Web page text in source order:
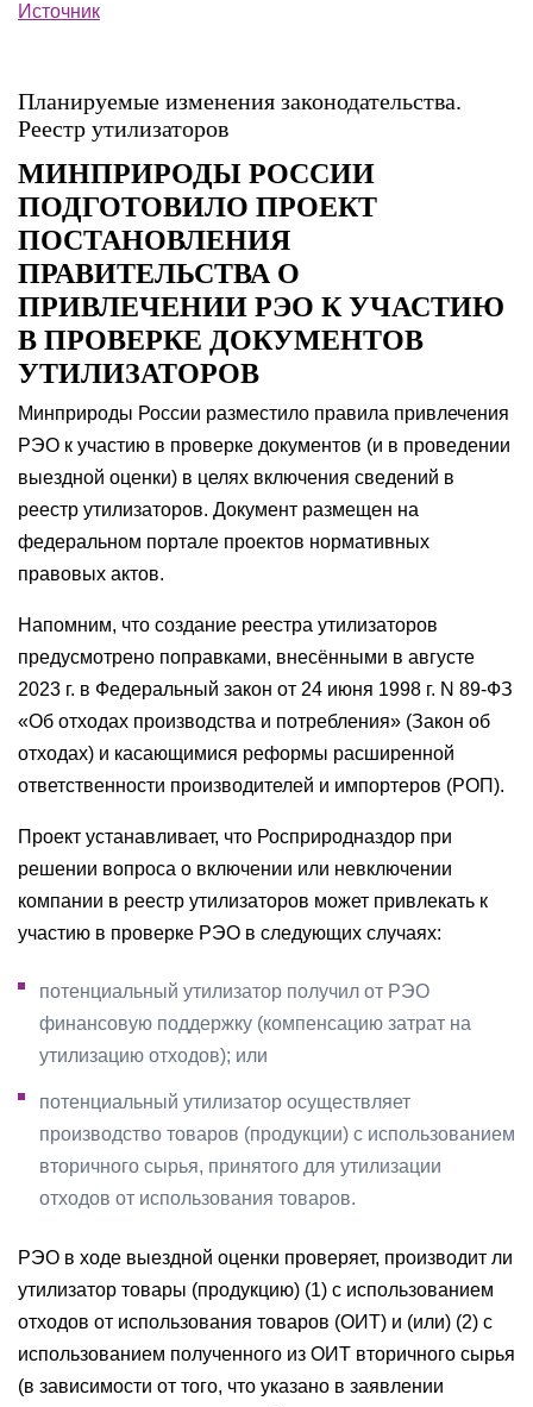
Источник
Планируемые изменения законодательства.
Реестр утилизаторов
МИНПРИРОДЫ РОССИИ
ПОДГОТОВИЛО ПРОЕКТ
ПОСТАНОВЛЕНИЯ
ПРАВИТЕЛЬСТВА О
ПРИВЛЕЧЕНИИ РЭО К УЧАСТИЮ
В ПРОВЕРКЕ ДОКУМЕНТОВ
УТИЛИЗАТОРОВ
Минприроды России разместило правила привлечения
РЭО к участию в проверке документов (и в проведении
выездной оценки) в целях включения сведений в
реестр утилизаторов. Документ размещен на
федеральном портале проектов нормативных
правовых актов.
Напомним, что создание реестра утилизаторов
предусмотрено поправками, внесёнными в августе
2023 г. в Федеральный закон от 24 июня 1998 г. N 89-ФЗ
«Об отходах производства и потребления» (Закон об
отходах) и касающимися реформы расширенной
ответственности производителей и импортеров (РОП).
Проект устанавливает, что Росприродназдор при
решении вопроса о включении или невключении
компании в реестр утилизаторов может привлекать к
участию в проверке РЭО в следующих случаях:
потенциальный утилизатор получил от РЭО
финансовую поддержку (компенсацию затрат на
утилизацию отходов); или
потенциальный утилизатор осуществляет
производство товаров (продукции) с использованием
вторичного сырья, принятого для утилизации
отходов от использования товаров.
РЭО в ходе выездной оценки проверяет, производит ли
утилизатор товары (продукцию) (1) с использованием
отходов от использования товаров (ОИТ) и (или) (2) с
использованием полученного из ОИТ вторичного сырья
(в зависимости от того, что указано в заявлении